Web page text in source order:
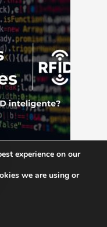
RFID
experience on our
we are using or
Cookie Banner